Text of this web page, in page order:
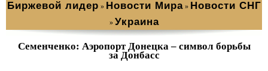
Биржевой лидер » Новости Мира » Новости СНГ
» Украина
Семенченко: Аэропорт Донецка – символ борьбы
за Донбасс